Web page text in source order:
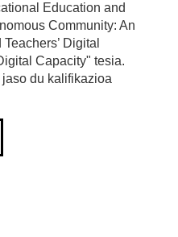
Education and
Community: An
Digital
Capacity" tesia.
du kalifikazioa